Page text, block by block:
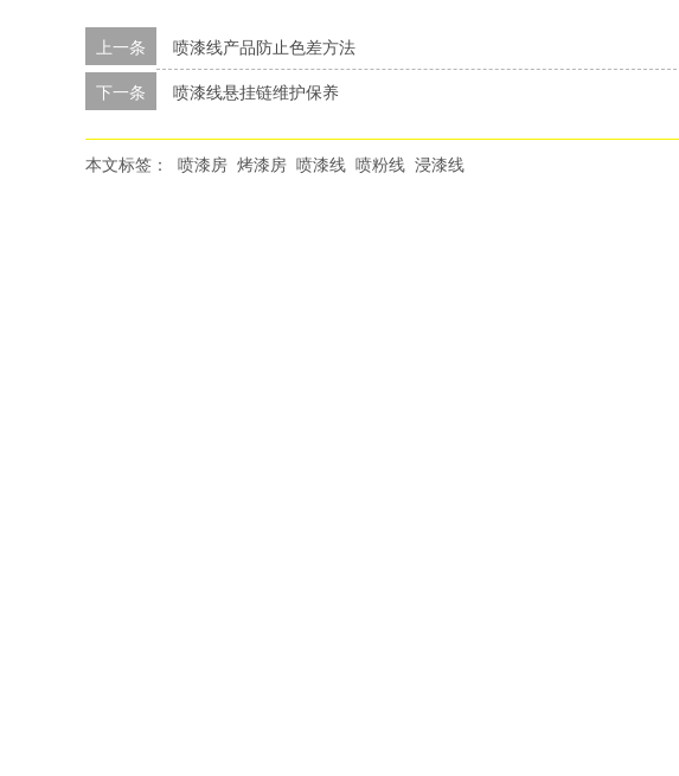
上一条
喷漆线产品防止色差方法
下一条 喷漆线悬挂链维护保养
本文标签： 喷漆房 烤漆房 喷漆线 喷粉线 浸漆线